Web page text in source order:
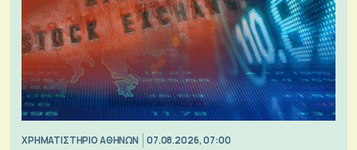
XΡΗΜΑΤΙΣΤΗΡΙΟ ΑΘΗΝΩΝ 07.08.2026, 07:00